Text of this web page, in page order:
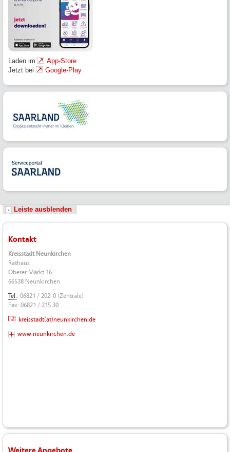
Laden im
App-Store
Jetzt bei
Google-Play
Leiste ausblenden
Kontakt
Kreisstadt Neunkirchen
Rathaus
Oberer Markt 16
66538 Neunkirchen
Tel.: 06821 / 202-0 (Zentrale)
Fax: 06821 / 215 30
kreisstadt(at)neunkirchen.de
www.neunkirchen.de